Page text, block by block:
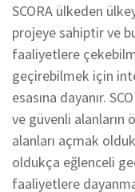
SCORA ülkeden
projeye sahiptir ve
faaliyetlere
geçirebilmek için
esasına dayanır.
ve güvenli alanların
alanları açmak
oldukça eğlenceli
faaliyetlere